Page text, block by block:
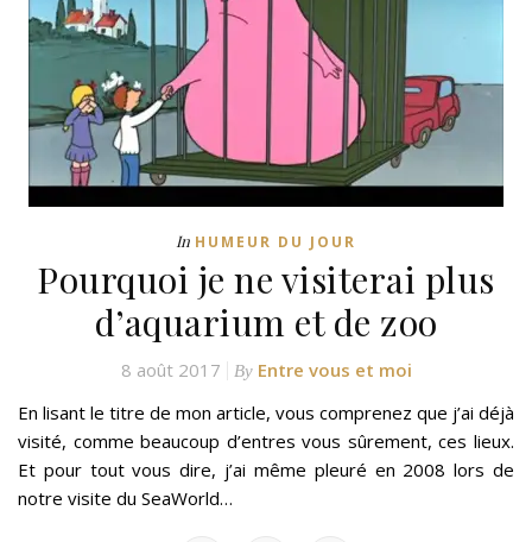
In HUMEUR DU JOUR
Pourquoi je ne visiterai plus
d’aquarium et de zoo
8 août 2017 By Entre vous et moi
En lisant le titre de mon article, vous comprenez que j’ai déjà
visité, comme beaucoup d’entres vous sûrement, ces lieux.
Et pour tout vous dire, j’ai même pleuré en 2008 lors de
notre visite du SeaWorld…